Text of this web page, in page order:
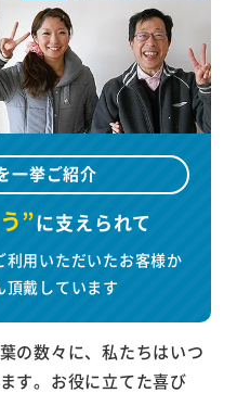
一挙ご紹介
”に支えられて
用いただいたお客様か
頂戴しています
の数々に、私たちはいつ
す。お役に立てた喜び